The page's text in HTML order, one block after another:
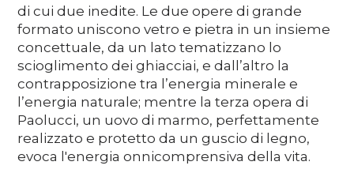
di cui due inedite. Le due opere di grande
formato uniscono vetro e pietra in un insieme
concettuale, da un lato tematizzano lo
scioglimento dei ghiacciai, e dall’altro la
contrapposizione tra l’energia minerale e
l’energia naturale; mentre la terza opera di
Paolucci, un uovo di marmo, perfettamente
realizzato e protetto da un guscio di legno,
evoca l'energia onnicomprensiva della vita.